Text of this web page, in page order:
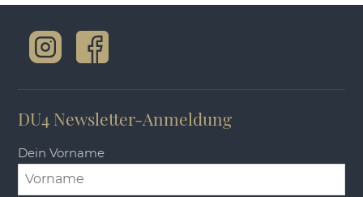
DU4 Newsletter-Anmeldung
Dein Vorname